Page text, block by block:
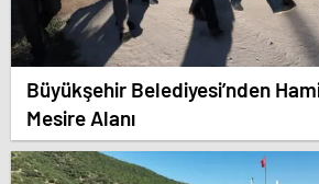
Büyükşehir Belediyesi’nden
Mesire Alanı